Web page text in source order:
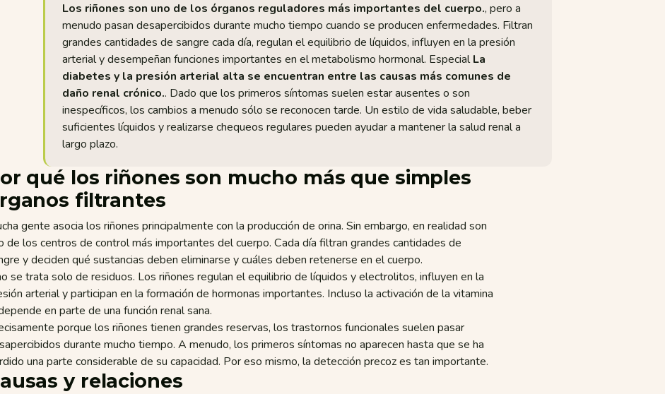
Los riñones son uno de los órganos reguladores más importantes del cuerpo., pero a
menudo pasan desapercibidos durante mucho tiempo cuando se producen enfermedades. Filtran
grandes cantidades de sangre cada día, regulan el equilibrio de líquidos, influyen en la presión
arterial y desempeñan funciones importantes en el metabolismo hormonal. EspecialLa
diabetes y la presión arterial alta se encuentran entre las causas más comunes de
daño renal crónico.. Dado que los primeros síntomas suelen estar ausentes o son
inespecíficos, los cambios a menudo sólo se reconocen tarde. Un estilo de vida saludable, beber
suficientes líquidos y realizarse chequeos regulares pueden ayudar a mantener la salud renal a
largo plazo.
qué los riñones son mucho más que simples
filtrantes
gente asocia los riñones principalmente con la producción de orina. Sin embargo, en realidad son
de los centros de control más importantes del cuerpo. Cada día filtran grandes cantidades de
y deciden qué sustancias deben eliminarse y cuáles deben retenerse en el cuerpo.
se trata solo de residuos. Los riñones regulan el equilibrio de líquidos y electrolitos, influyen en la
arterial y participan en la formación de hormonas importantes. Incluso la activación de la vitamina
en parte de una función renal sana.
porque los riñones tienen grandes reservas, los trastornos funcionales suelen pasar
durante mucho tiempo. A menudo, los primeros síntomas no aparecen hasta que se ha
una parte considerable de su capacidad. Por eso mismo, la detección precoz es tan importante.
y relaciones